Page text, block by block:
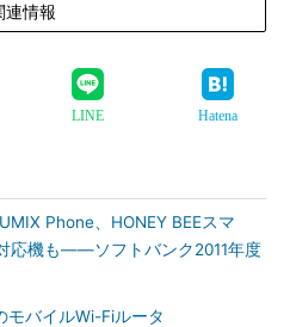
連情報
LINE Hatena
Phone、HONEY BEEスマ
応機も――ソフトバンク2011年度
バイルWi-Fiルータ